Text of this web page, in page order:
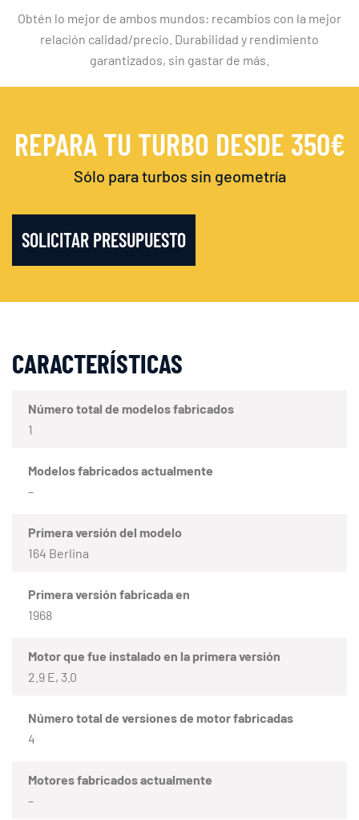
Obtén lo mejor de ambos mundos: recambios con la mejor
relación calidad/precio. Durabilidad y rendimiento
garantizados, sin gastar de más.
REPARA TU TURBO DESDE 350€
Sólo para turbos sin geometría
SOLICITAR PRESUPUESTO
CARACTERÍSTICAS
Número total de modelos fabricados
1
Modelos fabricados actualmente
–
Primera versión del modelo
164 Berlina
Primera versión fabricada en
1968
Motor que fue instalado en la primera versión
2.9 E, 3.0
Número total de versiones de motor fabricadas
4
Motores fabricados actualmente
–